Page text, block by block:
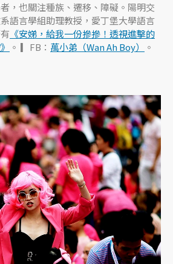
，也關注種族、遷移、障礙。陽明交
語言學組助理教授，愛丁堡大學語言
《安娣，給我一份摻摻！透視進擊的
。 ▎FB： 萬小弟（Wan Ah Boy）
。